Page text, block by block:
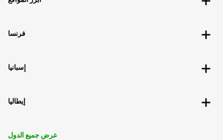
فرنسا
إسبانيا
إيطاليا
عرض جميع الدول